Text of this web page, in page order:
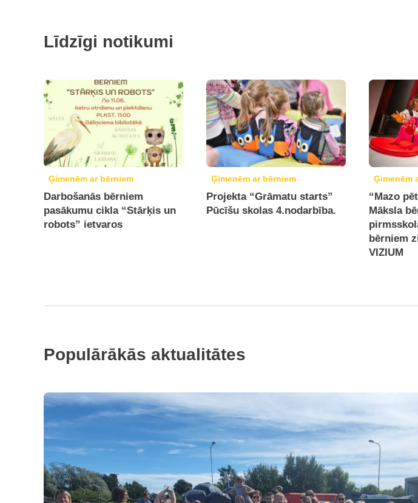
Līdzīgi notikumi
Ģimenēm ar bērniem
Darbošanās bērniem
pasākumu cikla “Stārķis un
robots” ietvaros
Ģimenēm ar bērniem
Projekta “Grāmatu starts”
Pūcīšu skolas 4.nodarbība.
Ģimenēm
“Mazo
Māksla
bērniem
VIZIUM
Populārākās aktualitātes